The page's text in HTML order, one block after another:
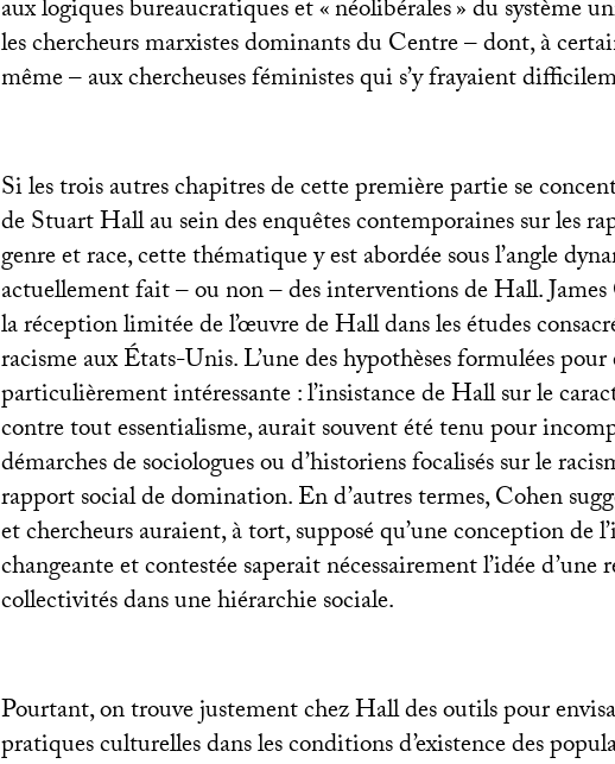
aux logiques bureaucratiques et «néolibérales» du système
les chercheurs marxistes dominants du Centre – dont, à
même – aux chercheuses féministes qui s’y frayaient
Si les trois autres chapitres de cette première partie se
de Stuart Hall au sein des enquêtes contemporaines sur les
genre et race, cette thématique y est abordée sous l’angle
actuellement fait – ou non – des interventions de Hall.
la réception limitée de l’œuvre de Hall dans les études
racisme aux États-Unis. L’une des hypothèses formulées
particulièrement intéressante : l’insistance de Hall sur le
contre tout essentialisme, aurait souvent été tenu pour
démarches de sociologues ou d’historiens focalisés sur le
rapport social de domination. En d’autres termes, Cohen
et chercheurs auraient, à tort, supposé qu’une conception de
changeante et contestée saperait nécessairement l’idée d’une
collectivités dans une hiérarchie sociale.
Pourtant, on trouve justement chez Hall des outils pour
pratiques culturelles dans les conditions d’existence des